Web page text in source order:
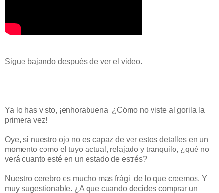
Sigue bajando después de ver el video.
Ya lo has visto, ¡enhorabuena! ¿Cómo no viste al gorila la
primera vez!
Oye, si nuestro ojo no es capaz de ver estos detalles en un
momento como el tuyo actual, relajado y tranquilo, ¿qué no
verá cuanto esté en un estado de estrés?
Nuestro cerebro es mucho mas frágil de lo que creemos. Y
muy sugestionable. ¿A que cuando decides comprar un